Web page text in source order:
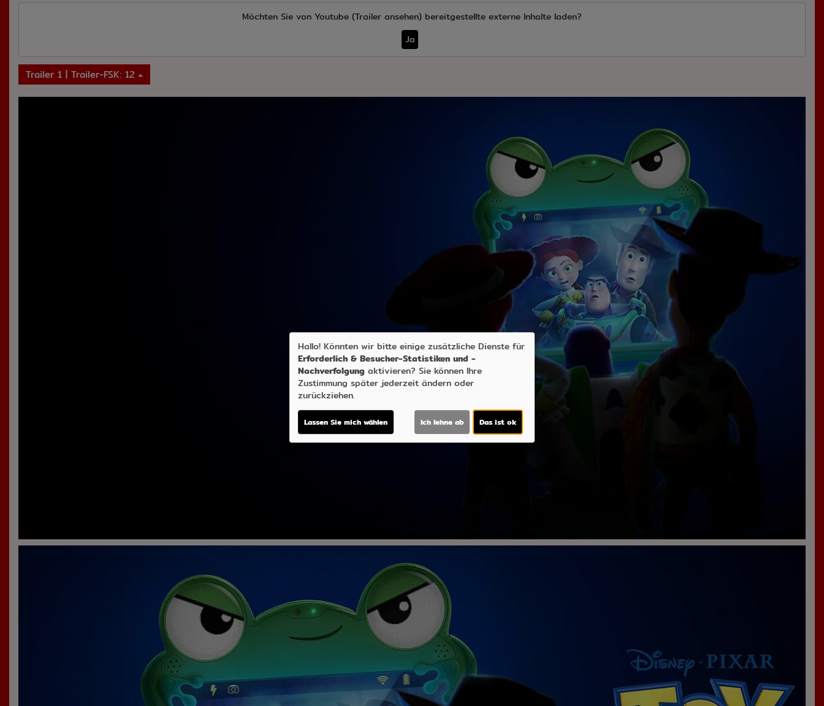
Möchten Sie von Youtube (Trailer ansehen) bereitgestellte externe Inhalte laden?
Ja
Trailer 1 | Trailer-FSK: 12
Hallo! Könnten wir bitte einige zusätzliche Dienste für
Erforderlich & Besucher-Statistiken und -
Nachverfolgung aktivieren? Sie können Ihre
Zustimmung später jederzeit ändern oder
zurückziehen.
Lassen Sie mich wählen Ich lehne ab Das ist ok